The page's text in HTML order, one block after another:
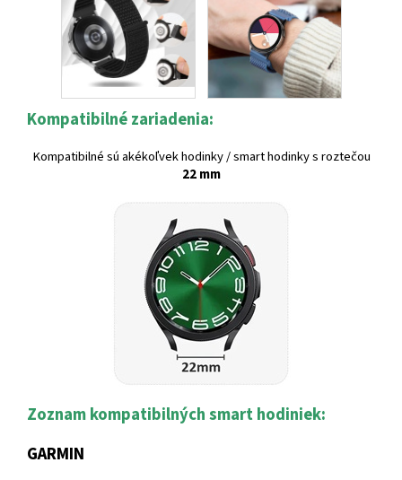
Kompatibilné zariadenia:
Kompatibilné sú akékoľvek hodinky / smart hodinky s roztečou
22 mm
Zoznam kompatibilných smart hodiniek:
GARMIN